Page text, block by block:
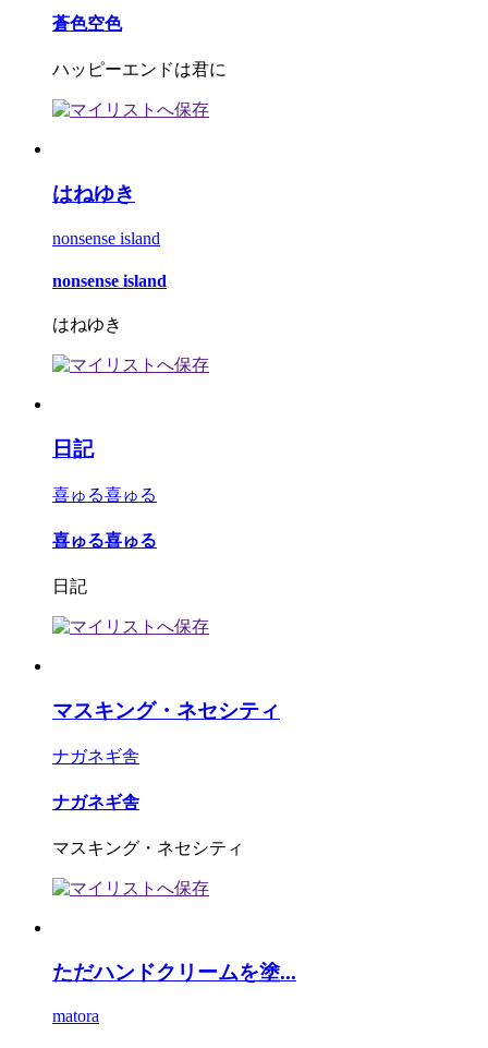
蒼色空色
ハッピーエンドは君に
はねゆき
nonsense island
nonsense island
はねゆき
日記
喜ゅる喜ゅる
喜ゅる喜ゅる
日記
マスキング・ネセシティ
ナガネギ舎
ナガネギ舎
マスキング・ネセシティ
ただハンドクリームを塗...
matora